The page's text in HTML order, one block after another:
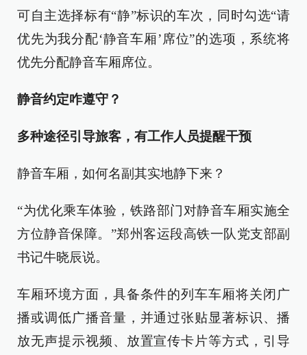
可自主选择标有“静”标识的车次，同时勾选“请
优先为我分配‘静音车厢’席位”的选项，系统将
优先分配静音车厢席位。
静音约定咋遵守？
多种途径引导旅客，有工作人员提醒干预
静音车厢，如何名副其实地静下来？
“为优化乘车体验，铁路部门对静音车厢实施全
方位静音保障。”郑州客运段高铁一队党支部副
书记牛晓辰说。
车厢环境方面，具备条件的列车车厢将关闭广
播或调低广播音量，并通过张贴显著标识、播
放无声提示视频、放置宣传卡片等方式，引导